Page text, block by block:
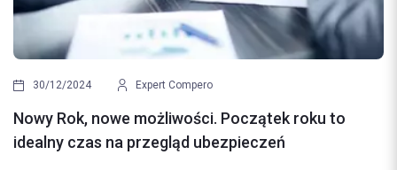
Expert Compero
możliwości. Początek roku to
na przegląd ubezpieczeń
04/09/2024
Ubezpieczenie